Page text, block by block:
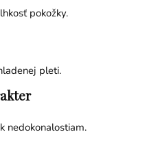
pokožky.
pleti.
nedokonalostiam.